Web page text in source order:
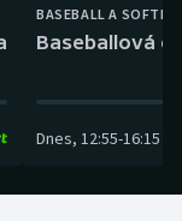
BASEBALL A
Baseballová
Dnes, 12:55-16:15